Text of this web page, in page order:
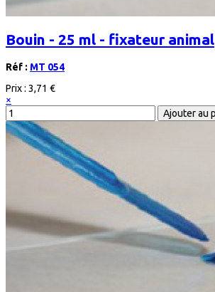
Bouin - 25 ml - fixateur animal
Réf : MT 054
Prix : 3,71 €
×